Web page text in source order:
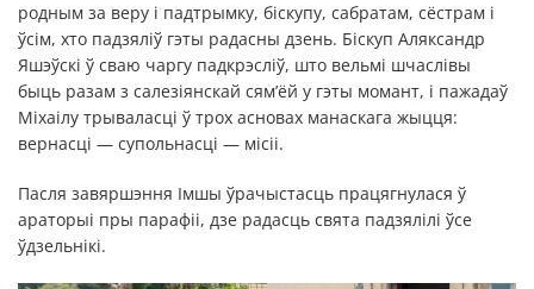
родным за веру і падтрымку, біскупу, сабратам, сёстрам і
ўсім, хто падзяліў гэты радасны дзень. Біскуп Аляксандр
Яшэўскі ў сваю чаргу падкрэсліў, што вельмі шчаслівы
быць разам з салезіянскай сям’ёй у гэты момант, і пажадаў
Міхаілу трываласці ў трох асновах манаскага жыцця:
вернасці — супольнасці — місіі.
Пасля завяршэння Імшы ўрачыстасць працягнулася ў
араторыі пры парафіі, дзе радасць свята падзялілі ўсе
ўдзельнікі.